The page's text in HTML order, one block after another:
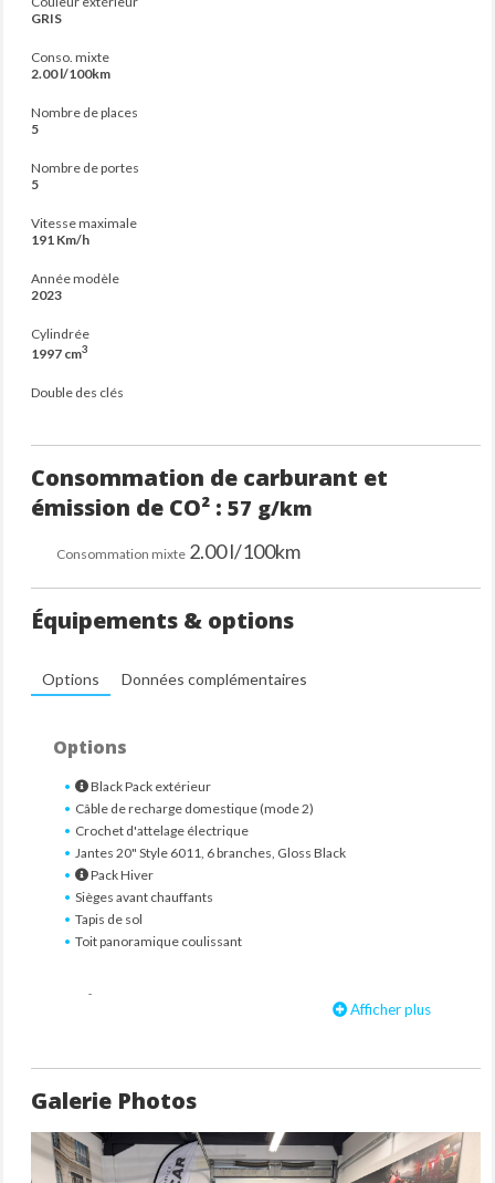
GRIS
Conso. mixte
2.00 l/100km
Nombre de places
5
Nombre de portes
5
Vitesse maximale
191 Km/h
Année modèle
2023
Cylindrée
1997 cm3
Double des clés
Consommation de carburant et
émission de CO² : 57 g/km
Consommation mixte 2.00 l/100km
Équipements & options
Options Données complémentaires
Options
Black Pack extérieur
Câble de recharge domestique (mode 2)
Crochet d'attelage électrique
Jantes 20" Style 6011, 6 branches, Gloss Black
Pack Hiver
Sièges avant chauffants
Tapis de sol
Toit panoramique coulissant
Equipements
Eclairage d'ambiance intérieure prémium
Phares a LED Premium avec signature LED
Régulateur de vitesse intelligent avec lecture des panneaux de
signalisation
Afficher plus
Galerie Photos